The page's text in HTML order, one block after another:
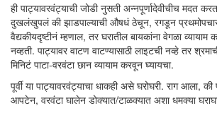
ही पाट्यावरवंट्याची जोडी नुसती अन्नपूर्णादेवीचीच मदत
दुखलंखुपलं की झाडपाल्याची औषधं ठेचून, रगडून
वैद्यकीयदृष्टीनं म्हणाल, तर घरातील बायकांना वेगळा व्यायाम
नव्हती. पाट्यावर वाटण वाटण्यासाठी लाइटची नव्हे तर
मिनिटं पाटा-वरवंटा छान व्यायाम करवून घ्यायचा.
पूर्वी या पाट्यावरवंट्याचा धाकही असे घरोघरी. राग आला,
आपटेन, वरवंटा घालेन डोक्यात/टाळक्यात अशा धमक्या